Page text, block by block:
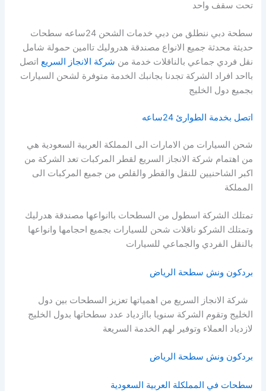
تحت سقف واحد
سطحة دبي ننطلق من دبي خدمات الشحن 24ساعه سطحات
حديثة محدثة جميع الانواع مصندقة هدروليك تاامين حمولة شامل
نقل فردي جماعي بالناقلات خدمة من شركة الانجاز السريع اتصل
بااحد افراد الشركة تجدنا بجانبك الخدمة متوفرة لشحن السيارات
بجميع دول الخليج
اتصل بخدمة الطوارئ 24ساعه
شحن السيارات من الامارات الى المملكة العربية السعودية هي
من اهتمام شركة الانجاز السريع لقطر المركبات تعد الشركة من
اكبر الشاحنيين للنقل والقطر والقلص من جميع المركبات الى
المملكة
تمتلك الشركة اسطول من السطحات باانواعها مصندقة هدرليك
وتمتلك الشركو ناقلات شحن للسيارات بجميع احجامها وانواعها
بالنقل الفردي والجماعي للسيارات
بردكون ونش سطحة الرياض
شركة الانجاز السريع من اهمياتها تعزيز السطحات بين دول
الخليج وتقوم الشركة سنويا باازدياد عدد سطحاتها بدول الخليج
لازدياد العملاء وتوفير لهم الخدمة السريعة
بردكون ونش سطحة الرياض
سطحات في المملكلة العربية السعودية